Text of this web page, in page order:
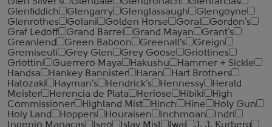
Glenfiddich
Glengarry Glenglassaugh
Glengoyne
Glenrothes
Golani Golden Horse Goral
Gordon's
Graf Ledoff
Grand Barrel Grand Mayan
Grant's
Greanlend
Green Baboon Greenall's
Greign
Gremiseuli
Grey Glen Grey Goose
Griottines
Griottini
Guerrero Maya Hakushu
Hammer + Sickle
Handsa
Hankey Bannister Haran
Hart Brothers
Hatozaki
Hayman's Hendrick's Hennessy
Herald
Meister
Herencia de Plata Heriose Hibiki
High
Commissioner
Highland Mist Hinch Hine
Holy Gun
Holy Land
Hoppers Houraisen Inchmoan
Indri